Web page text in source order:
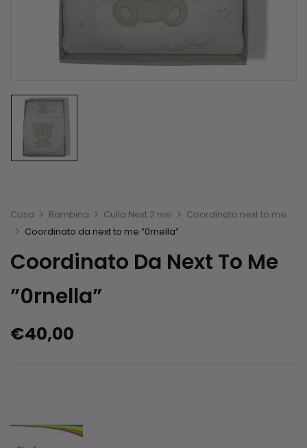
Casa Bambina Culla Next 2 me
Coordinato next to me
Coordinato da next to me ”0rnella”
Coordinato Da Next To Me
”0rnella”
€40,00